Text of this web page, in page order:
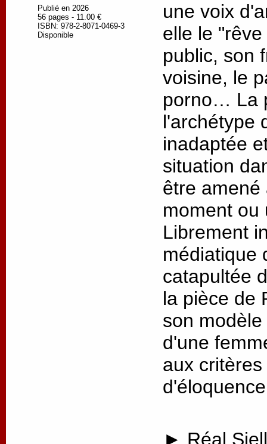
Publié en 2026
56 pages - 11.00 €
ISBN: 978-2-8071-0469-3
Disponible
une voix
elle le
public, son
voisine, le
porno… La
l'archétype
inadaptée
situation
être amené
moment ou
Librement
médiatique
catapultée
la pièce de
son
d'une
aux
► Réal